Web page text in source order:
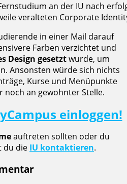
an der IU nach
veralteten Corporate
in einer Mail darauf
Farben verzichtet und
Design gesetztwurde, um
Ansonsten würde sich nichts
Kurse und Menüpunkte
noch an gewohnter Stelle.
einloggen!
auftreten sollten oder du
du die IU kontaktieren.